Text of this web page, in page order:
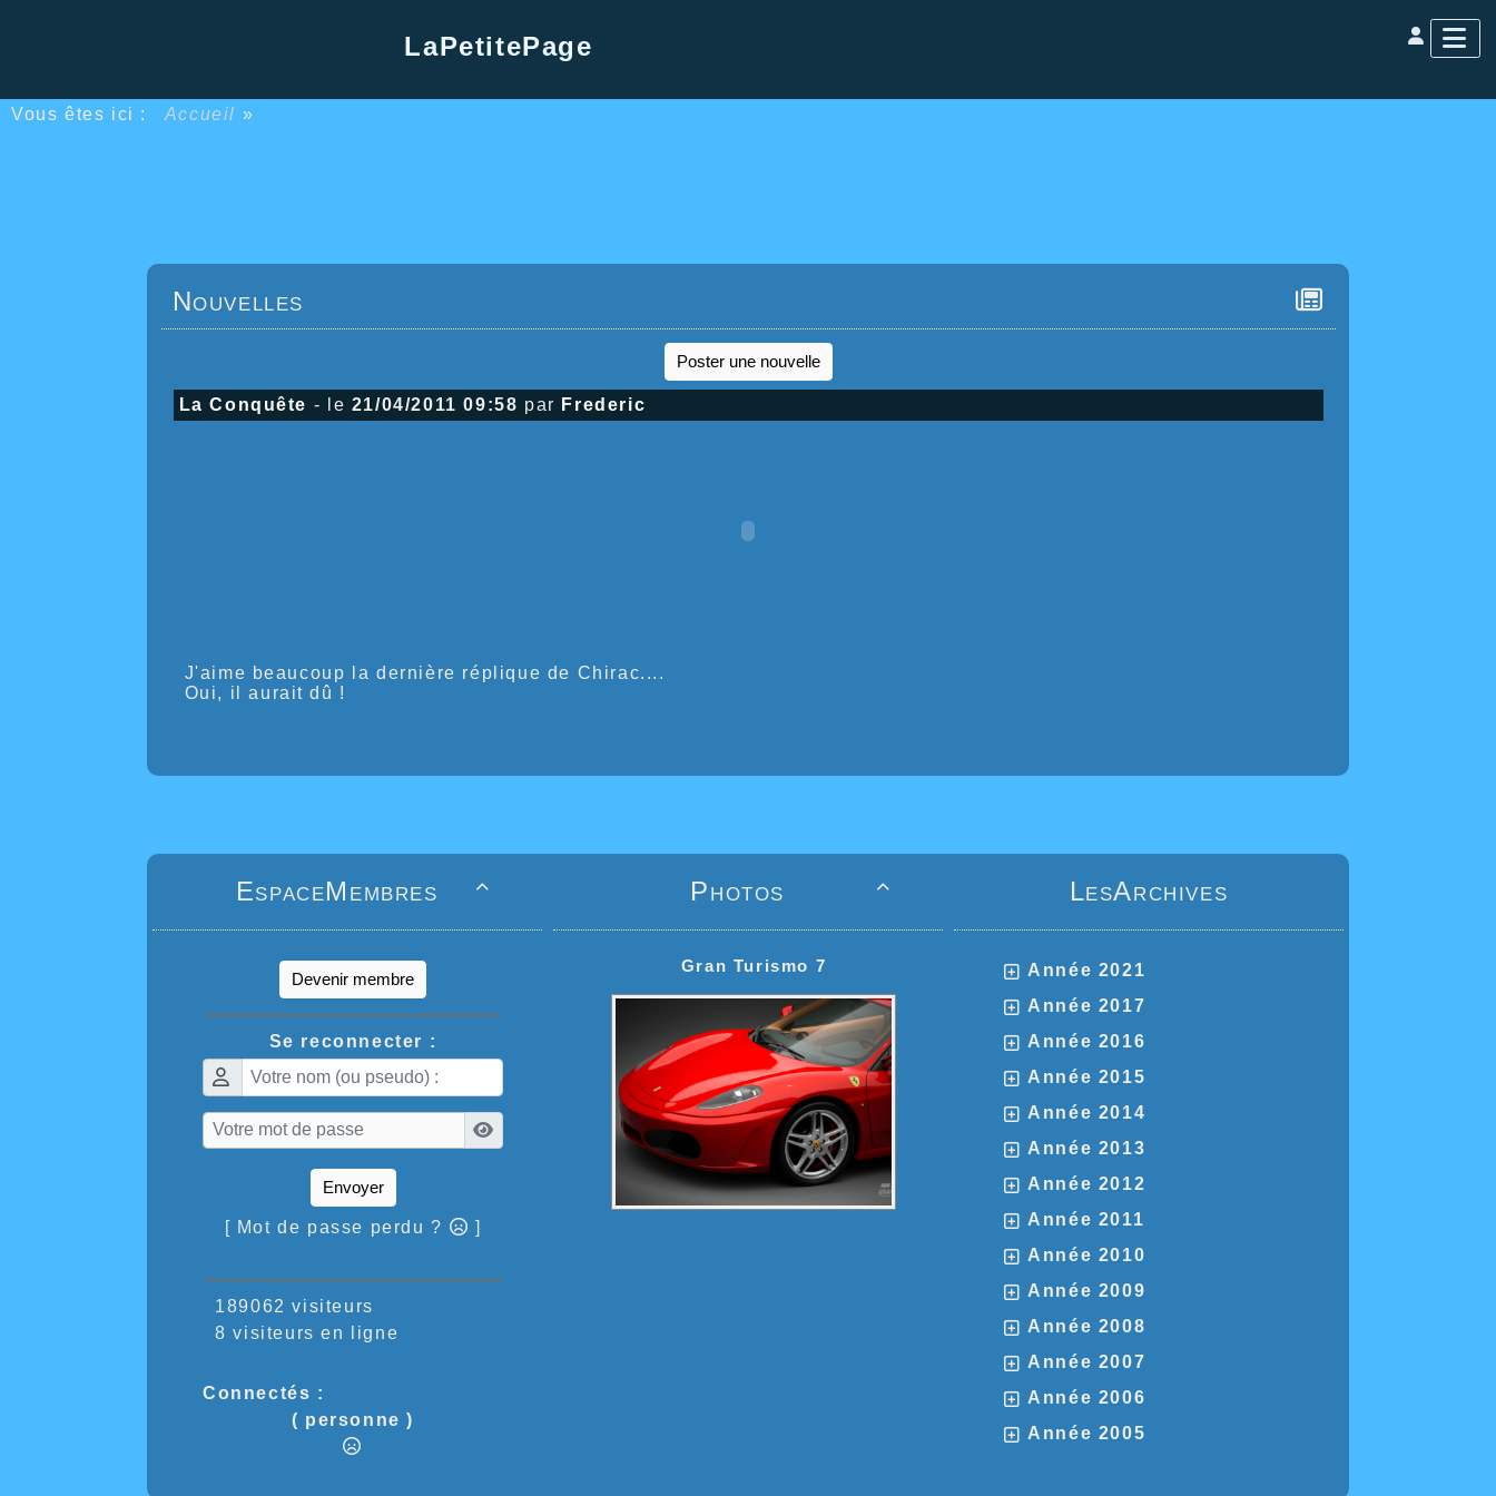
LaPetitePage
Vous êtes ici : Accueil »
Nouvelles
Poster une nouvelle
La Conquête - le 21/04/2011 09:58 par Frederic
J'aime beaucoup la dernière réplique de Chirac....
Oui, il aurait dû !

EspaceMembres
Devenir membre
Se reconnecter :
Envoyer
[ Mot de passe perdu ? ]
189062 visiteurs
8 visiteurs en ligne
Connectés :
( personne )

Photos
Gran Turismo 7
LesArchives
Année 2021
Année 2017
Année 2016
Année 2015
Année 2014
Année 2013
Année 2012
Année 2011
Année 2010
Année 2009
Année 2008
Année 2007
Année 2006
Année 2005